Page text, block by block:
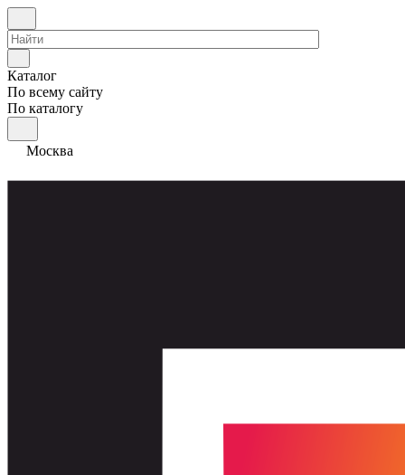
Каталог
По всему сайту
По каталогу
Москва